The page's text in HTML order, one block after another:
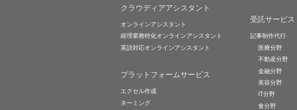
クラウディアアシスタント
オンラインアシスタント
経理業務特化オンラインアシスタント
英語対応オンラインアシスタント
プラットフォームサービス
エクセル作成
ネーミング
受託サービス
記事制作代行
医療分野
不動産分野
金融分野
美容分野
IT分野
食分野